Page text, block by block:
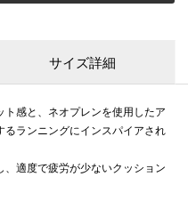
サイズ詳細
感と、ネオプレンを使用したア
るランニングにインスパイアされ
適度で疲労が少ないクッション